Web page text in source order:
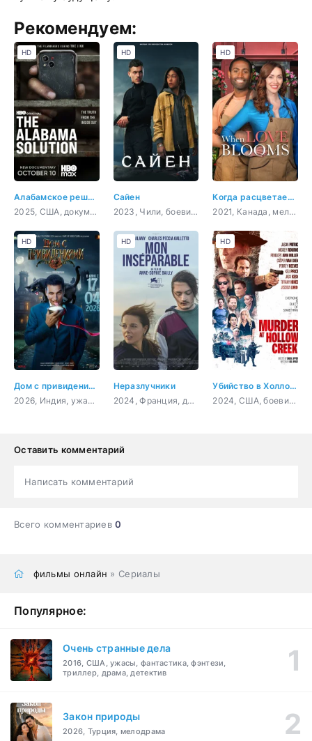
Рекомендуем:
Алабамское решение
2025, США, документальный, криминал
HD
Сайен
2023, Чили, боевик, триллер
HD
Когда расцветает любовь
2021, Канада, мелодрама, комедия
HD
Дом с привидениями
2026, Индия, ужасы, комедия
HD
Неразлучники
2024, Франция, драма
HD
Убийство в Холлоу Крик
2024, США, боевик, триллер, комедия
HD
Оставить комментарий
Написать комментарий
Всего комментариев0
фильмы онлайн » Сериалы
Популярное:
Очень странные дела
2016, США, ужасы, фантастика, фэнтези,
триллер, драма, детектив
Закон природы
2026, Турция, мелодрама